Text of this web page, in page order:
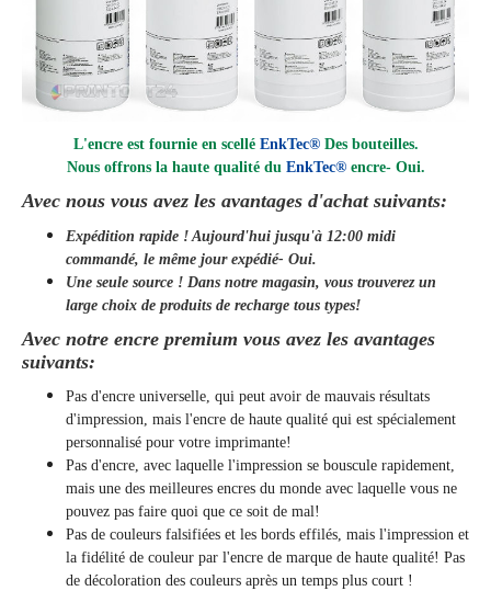
L'encre est fournie en scellé EnkTec® Des bouteilles.
Nous offrons la haute qualité du EnkTec®encre- Oui.
Avec nous vous avez les avantages d'achat suivants:
Expédition rapide ! Aujourd'hui jusqu'à 12:00 midi
commandé, le même jourexpédié- Oui.
Une seule source ! Dans notre magasin, vous trouverez un
large choix de produits de recharge tous types!
Avec notre encre premium vous avez les avantages
suivants:
Pas d'encre universelle, qui peut avoir de mauvais résultats
d'impression, mais l'encre de haute qualité qui est spécialement
personnalisé pour votre imprimante!
Pas d'encre, avec laquelle l'impression se bouscule rapidement,
mais une des meilleures encres du monde avec laquelle vous ne
pouvez pas faire quoi que ce soit de mal!
Pas de couleurs falsifiées et les bords effilés, mais l'impression et
la fidélité de couleur par l'encre de marque de haute qualité! Pas
de décoloration des couleurs après un temps plus court !